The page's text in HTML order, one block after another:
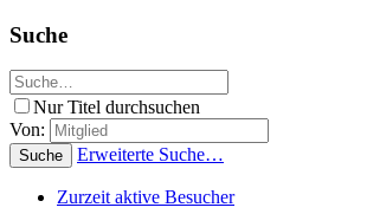
Suche
Nur Titel durchsuchen
Von:
Suche Erweiterte Suche…
Zurzeit aktive Besucher